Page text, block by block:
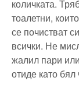
количката.
тоалетни,
се почистват
всички. Не
жалил пари
отиде като бял